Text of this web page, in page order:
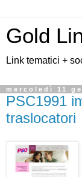
Gold
Link tematici +
mercoledì 11
PSC1991
traslocatori